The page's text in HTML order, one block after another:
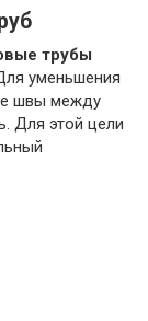
трубы
уменьшения
швы между
Для этой цели